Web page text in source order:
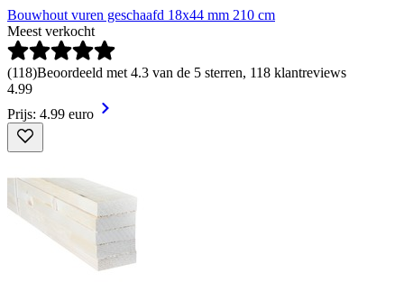
Bouwhout vuren geschaafd 18x44 mm 210 cm
Meest verkocht
(118)Beoordeeld met 4.3 van de 5 sterren, 118 klantreviews
4.99
Prijs: 4.99 euro